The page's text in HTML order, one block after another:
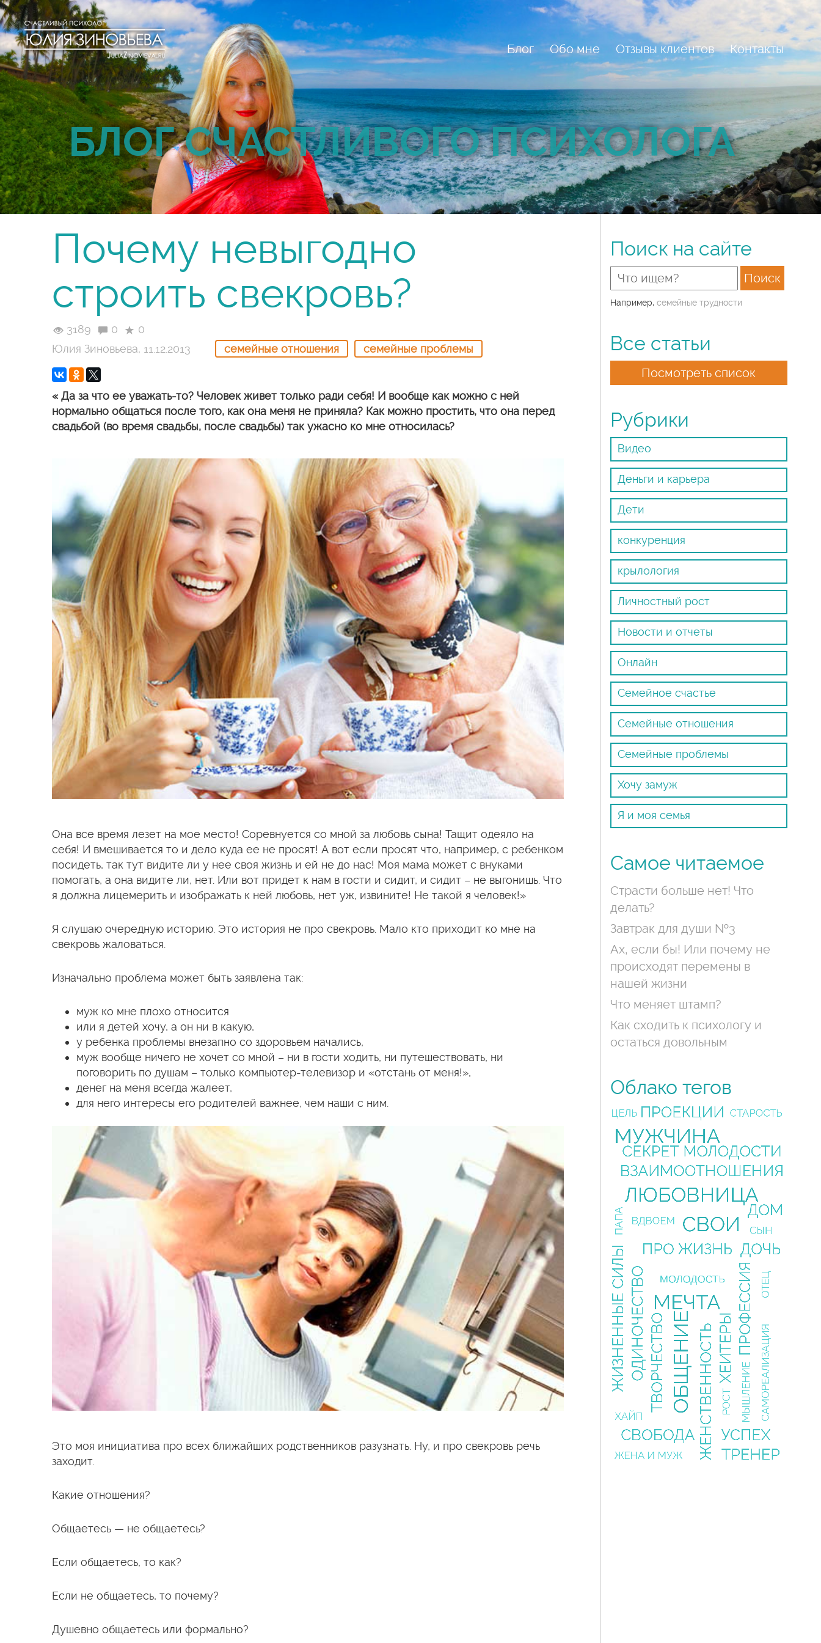
Блог Обо мне Отзывы клиентов Контакты
БЛОГ СЧАСТЛИВОГО ПСИХОЛОГА
Почему невыгодно
строить свекровь?
3189 0
0
Юлия Зиновьева, 11.12.2013
семейные отношения семейные проблемы
« Да за что ее уважать-то? Человек живет только ради себя! И вообще как можно с ней
нормально общаться после того, как она меня не приняла? Как можно простить, что она перед
свадьбой (во время свадьбы, после свадьбы) так ужасно ко мне относилась?
Она все время лезет на мое место! Соревнуется со мной за любовь сына! Тащит одеяло на
себя! И вмешивается то и дело куда ее не просят! А вот если просят что, например, с ребенком
посидеть, так тут видите ли у нее своя жизнь и ей не до нас! Моя мама может с внуками
помогать, а она видите ли, нет. Или вот придет к нам в гости и сидит, и сидит – не выгонишь. Что
я должна лицемерить и изображать к ней любовь, нет уж, извините! Не такой я человек!»
Я слушаю очередную историю. Это история не про свекровь. Мало кто приходит ко мне на
свекровь жаловаться.
Изначально проблема может быть заявлена так:
муж ко мне плохо относится
или я детей хочу, а он ни в какую,
у ребенка проблемы внезапно со здоровьем начались,
муж вообще ничего не хочет со мной – ни в гости ходить, ни путешествовать, ни
поговорить по душам – только компьютер-телевизор и «отстань от меня!»,
денег на меня всегда жалеет,
для него интересы его родителей важнее, чем наши с ним.
Это моя инициатива про всех ближайших родственников разузнать. Ну, и про свекровь речь
заходит.
Какие отношения?
Общаетесь — не общаетесь?
Если общаетесь, то как?
Если не общаетесь, то почему?
Душевно общаетесь или формально?
Поиск на сайте
Например,cемейные трудности
Все статьи
Посмотреть список
Рубрики
Видео
Деньги и карьера
Дети
конкуренция
крылология
Личностный рост
Новости и отчеты
Онлайн
Семейное счастье
Семейные отношения
Семейные проблемы
Хочу замуж
Я и моя семья
Самое читаемое
Страсти больше нет! Что
делать?
Завтрак для души №3
Ах, если бы! Или почему не
происходят перемены в
нашей жизни
Что меняет штамп?
Как сходить к психологу и
остаться довольным
Облако тегов